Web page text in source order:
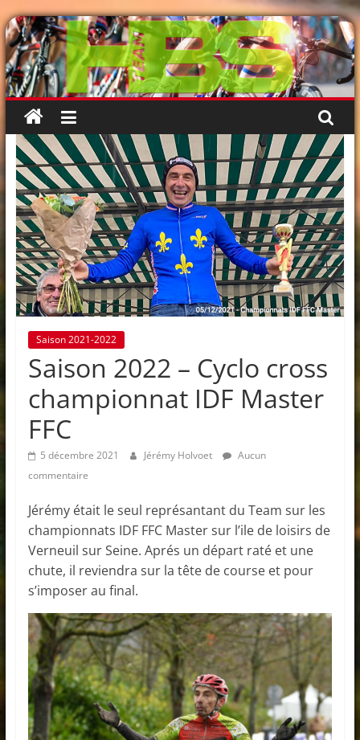
Passer
au
contenu
Saison 2021-2022
Saison 2022 – Cyclo cross
championnat IDF Master
FFC
5 décembre 2021 Jérémy Holvoet
Aucun
commentaire
Jérémy était le seul représantant du Team sur les
championnats IDF FFC Master sur l’ile de loisirs de
Verneuil sur Seine. Aprés un départ raté et une
chute, il reviendra sur la tête de course et pour
s’imposer au final.